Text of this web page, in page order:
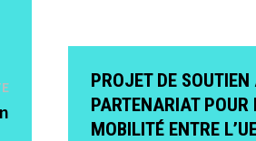
Publication
suivante :
PROJET DE SOUTIEN
PARTENARIAT POUR
MOBILITÉ ENTRE